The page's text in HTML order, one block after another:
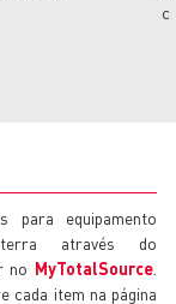
para equipamento
através do
no MyTotalSource
cada item na página